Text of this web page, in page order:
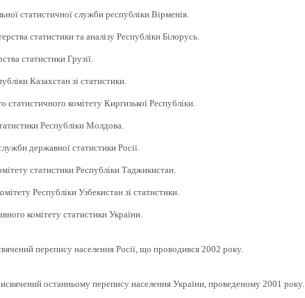
статистичної служби республіки Вірменія.
статистики та аналізу Республіки Білорусь.
статистики Грузії.
Казахстан зі статистики.
статистичного комітету Киргизької Республіки.
Республіки Молдова.
державної статистики Росії.
статистики Республіки Таджикистан.
Республіки Узбекистан зі статистики.
комітету статистики України.
перепису населення Росії, що проводився 2002 року.
останньому перепису населення України, проведеному 2001 року.